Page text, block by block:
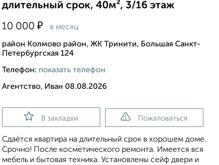
длительный срок, 40м², 3/16 этаж
10 000 ₽ в месяц
район Колмово район, ЖК Тринити, Большая Санкт-
Петербургская 124
Телефон: показать телефон
Агентство, Иван 08.08.2026
В закладки Пожаловаться
Сдаётся квартира на длительный срок в хорошем доме.
Срочно! После косметического ремонта. Имеется вся
мебель и бытовая техника. Установлены сейф двери и